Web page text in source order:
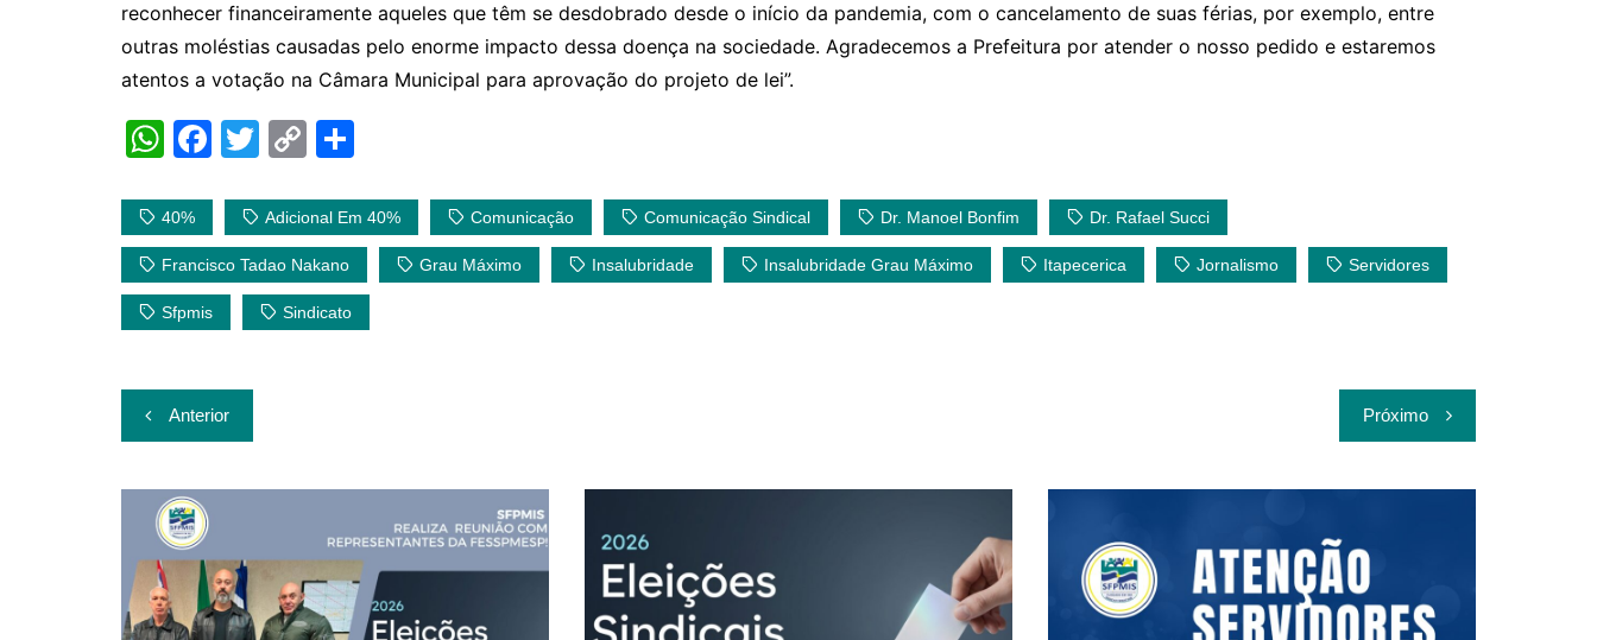
reconhecer financeiramente aqueles que têm se desdobrado desde o início da pandemia, com o cancelamento de suas férias, por exemplo, entre
outras moléstias causadas pelo enorme impacto dessa doença na sociedade. Agradecemos a Prefeitura por atender o nosso pedido e estaremos
atentos a votação na Câmara Municipal para aprovação do projeto de lei”.
W
at
s
A
p
F
c
e
b
o
k
T
itt
er
C
p
y
Li
n
ar
e
40% Adicional Em 40% Comunicação Comunicação Sindical Dr. Manoel Bonfim Dr. Rafael Succi
Francisco Tadao Nakano Grau Máximo Insalubridade Insalubridade Grau Máximo Itapecerica Jornalismo Servidores
Sfpmis Sindicato
Navegação
de
Post
Anterior Próximo